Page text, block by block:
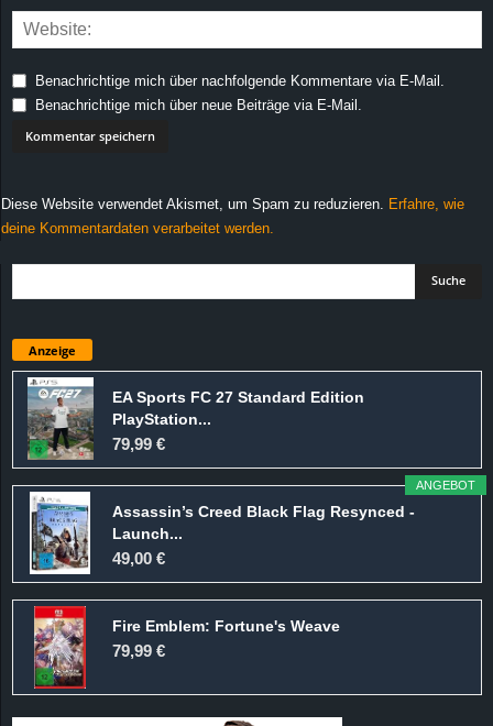
Benachrichtige mich über nachfolgende Kommentare via E-Mail.
Benachrichtige mich über neue Beiträge via E-Mail.
Diese Website verwendet Akismet, um Spam zu reduzieren. Erfahre, wie
deine Kommentardaten verarbeitet werden.
Anzeige
EA Sports FC 27 Standard Edition
PlayStation...
79,99 €
ANGEBOT
Assassin’s Creed Black Flag Resynced -
Launch...
49,00 €
Fire Emblem: Fortune's Weave
79,99 €